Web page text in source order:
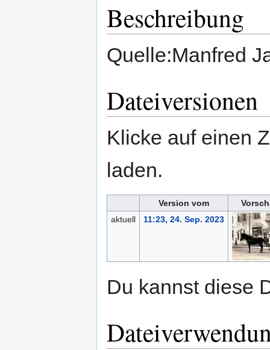
Beschreibung
Quelle:Manfred
Dateiversionen
Klicke auf einen
laden.
Version vom
aktuell
11:23, 24. Sep. 2023
Du kannst diese